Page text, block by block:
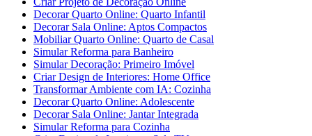
Decorar Quarto Online: Quarto Infantil
Decorar Sala Online: Aptos Compactos
Mobiliar Quarto Online: Quarto de Casal
Simular Reforma para Banheiro
Simular Decoração: Primeiro Imóvel
Criar Design de Interiores: Home Office
Transformar Ambiente com IA: Cozinha
Decorar Quarto Online: Adolescente
Decorar Sala Online: Jantar Integrada
Simular Reforma para Cozinha